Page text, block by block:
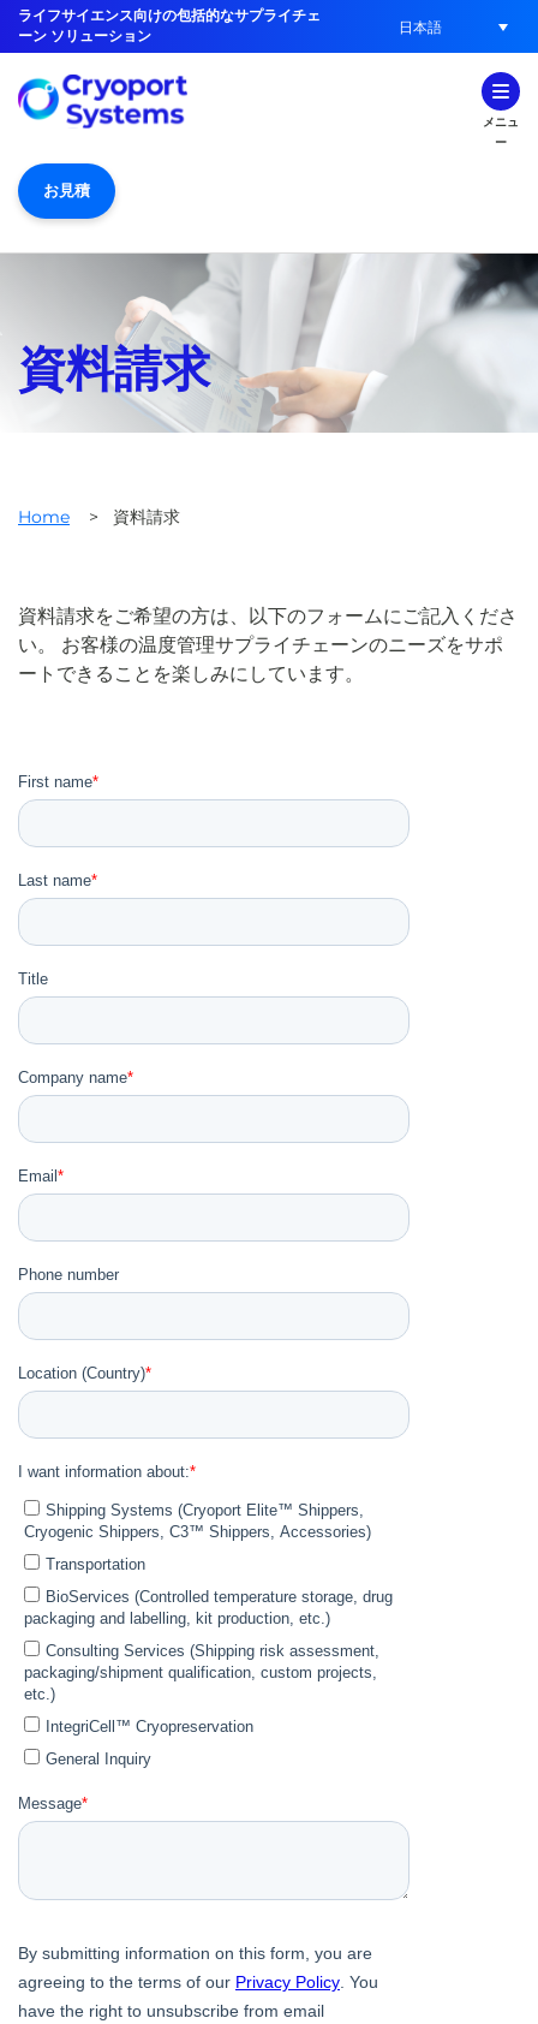
ライフサイエンス向けの包括的なサプライチェ
ーン ソリューション
日本語
メニュ
ー
お見積
資料請求
Home > 資料請求
資料請求をご希望の方は、以下のフォームにご記入くださ
い。 お客様の温度管理サプライチェーンのニーズをサポ
ートできることを楽しみにしています。